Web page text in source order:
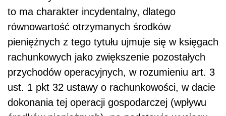
to ma charakter incydentalny, dlatego
równowartość otrzymanych środków
pieniężnych z tego tytułu ujmuje się w księgach
rachunkowych jako zwiększenie pozostałych
przychodów operacyjnych, w rozumieniu art. 3
ust. 1 pkt 32 ustawy o rachunkowości, w dacie
dokonania tej operacji gospodarczej (wpływu